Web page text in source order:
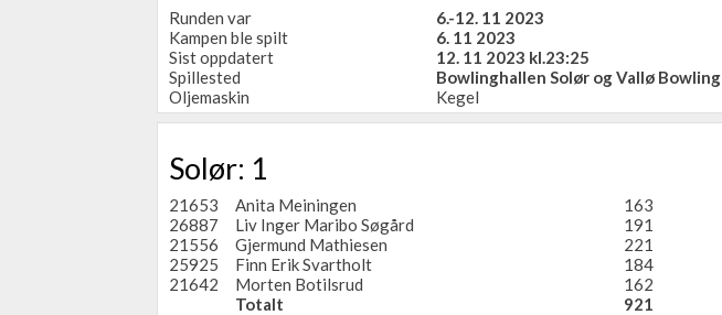
Runden var
6.-12. 11 2023
Kampen ble spilt
6. 11 2023
Sist oppdatert
12. 11 2023 kl.23:25
Spillested
Bowlinghallen Solør og Vallø Bowling
Oljemaskin
Kegel
Solør: 1
21653 Anita Meiningen 163
26887
Liv Inger Maribo Søgård 191
21556
Gjermund Mathiesen 221
25925
Finn Erik Svartholt 184
21642
Morten Botilsrud 162
Totalt
921